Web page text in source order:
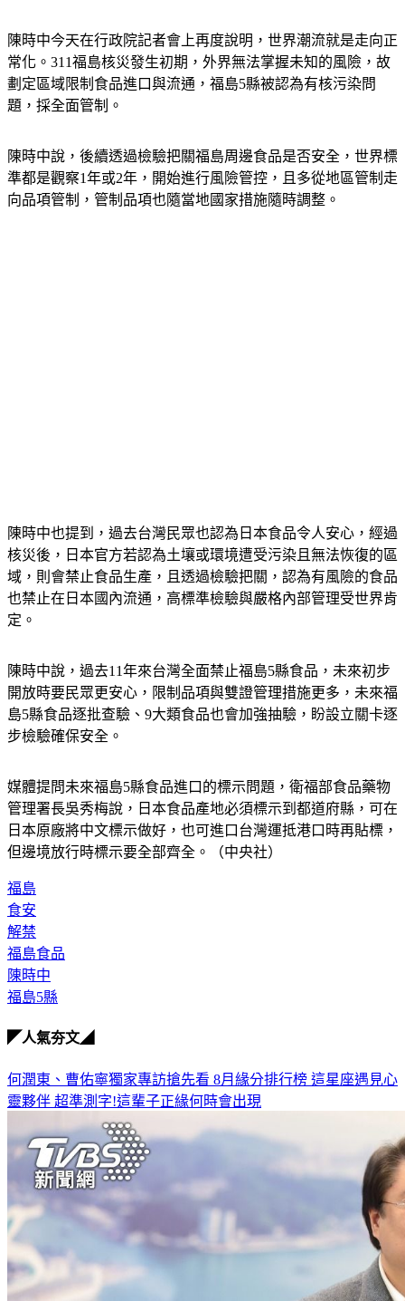
陳時中今天在行政院記者會上再度說明，世界潮流就是走向正
常化。311福島核災發生初期，外界無法掌握未知的風險，故
劃定區域限制食品進口與流通，福島5縣被認為有核污染問
題，採全面管制。
陳時中說，後續透過檢驗把關福島周邊食品是否安全，世界標
準都是觀察1年或2年，開始進行風險管控，且多從地區管制走
向品項管制，管制品項也隨當地國家措施隨時調整。
陳時中也提到，過去台灣民眾也認為日本食品令人安心，經過
核災後，日本官方若認為土壤或環境遭受污染且無法恢復的區
域，則會禁止食品生產，且透過檢驗把關，認為有風險的食品
也禁止在日本國內流通，高標準檢驗與嚴格內部管理受世界肯
定。
陳時中說，過去11年來台灣全面禁止福島5縣食品，未來初步
開放時要民眾更安心，限制品項與雙證管理措施更多，未來福
島5縣食品逐批查驗、9大類食品也會加強抽驗，盼設立關卡逐
步檢驗確保安全。
媒體提問未來福島5縣食品進口的標示問題，衛福部食品藥物
管理署長吳秀梅說，日本食品產地必須標示到都道府縣，可在
日本原廠將中文標示做好，也可進口台灣運抵港口時再貼標，
但邊境放行時標示要全部齊全。（中央社）
福島
食安
解禁
福島食品
陳時中
福島5縣
◤人氣夯文◢
何潤東、曹佑寧獨家專訪搶先看 8月緣分排行榜 這星座遇見心
靈夥伴 超準測字!這輩子正緣何時會出現